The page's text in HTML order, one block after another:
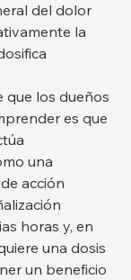
del dolor
la
los dueños
es que
una
acción
horas y, en
una dosis
un beneficio